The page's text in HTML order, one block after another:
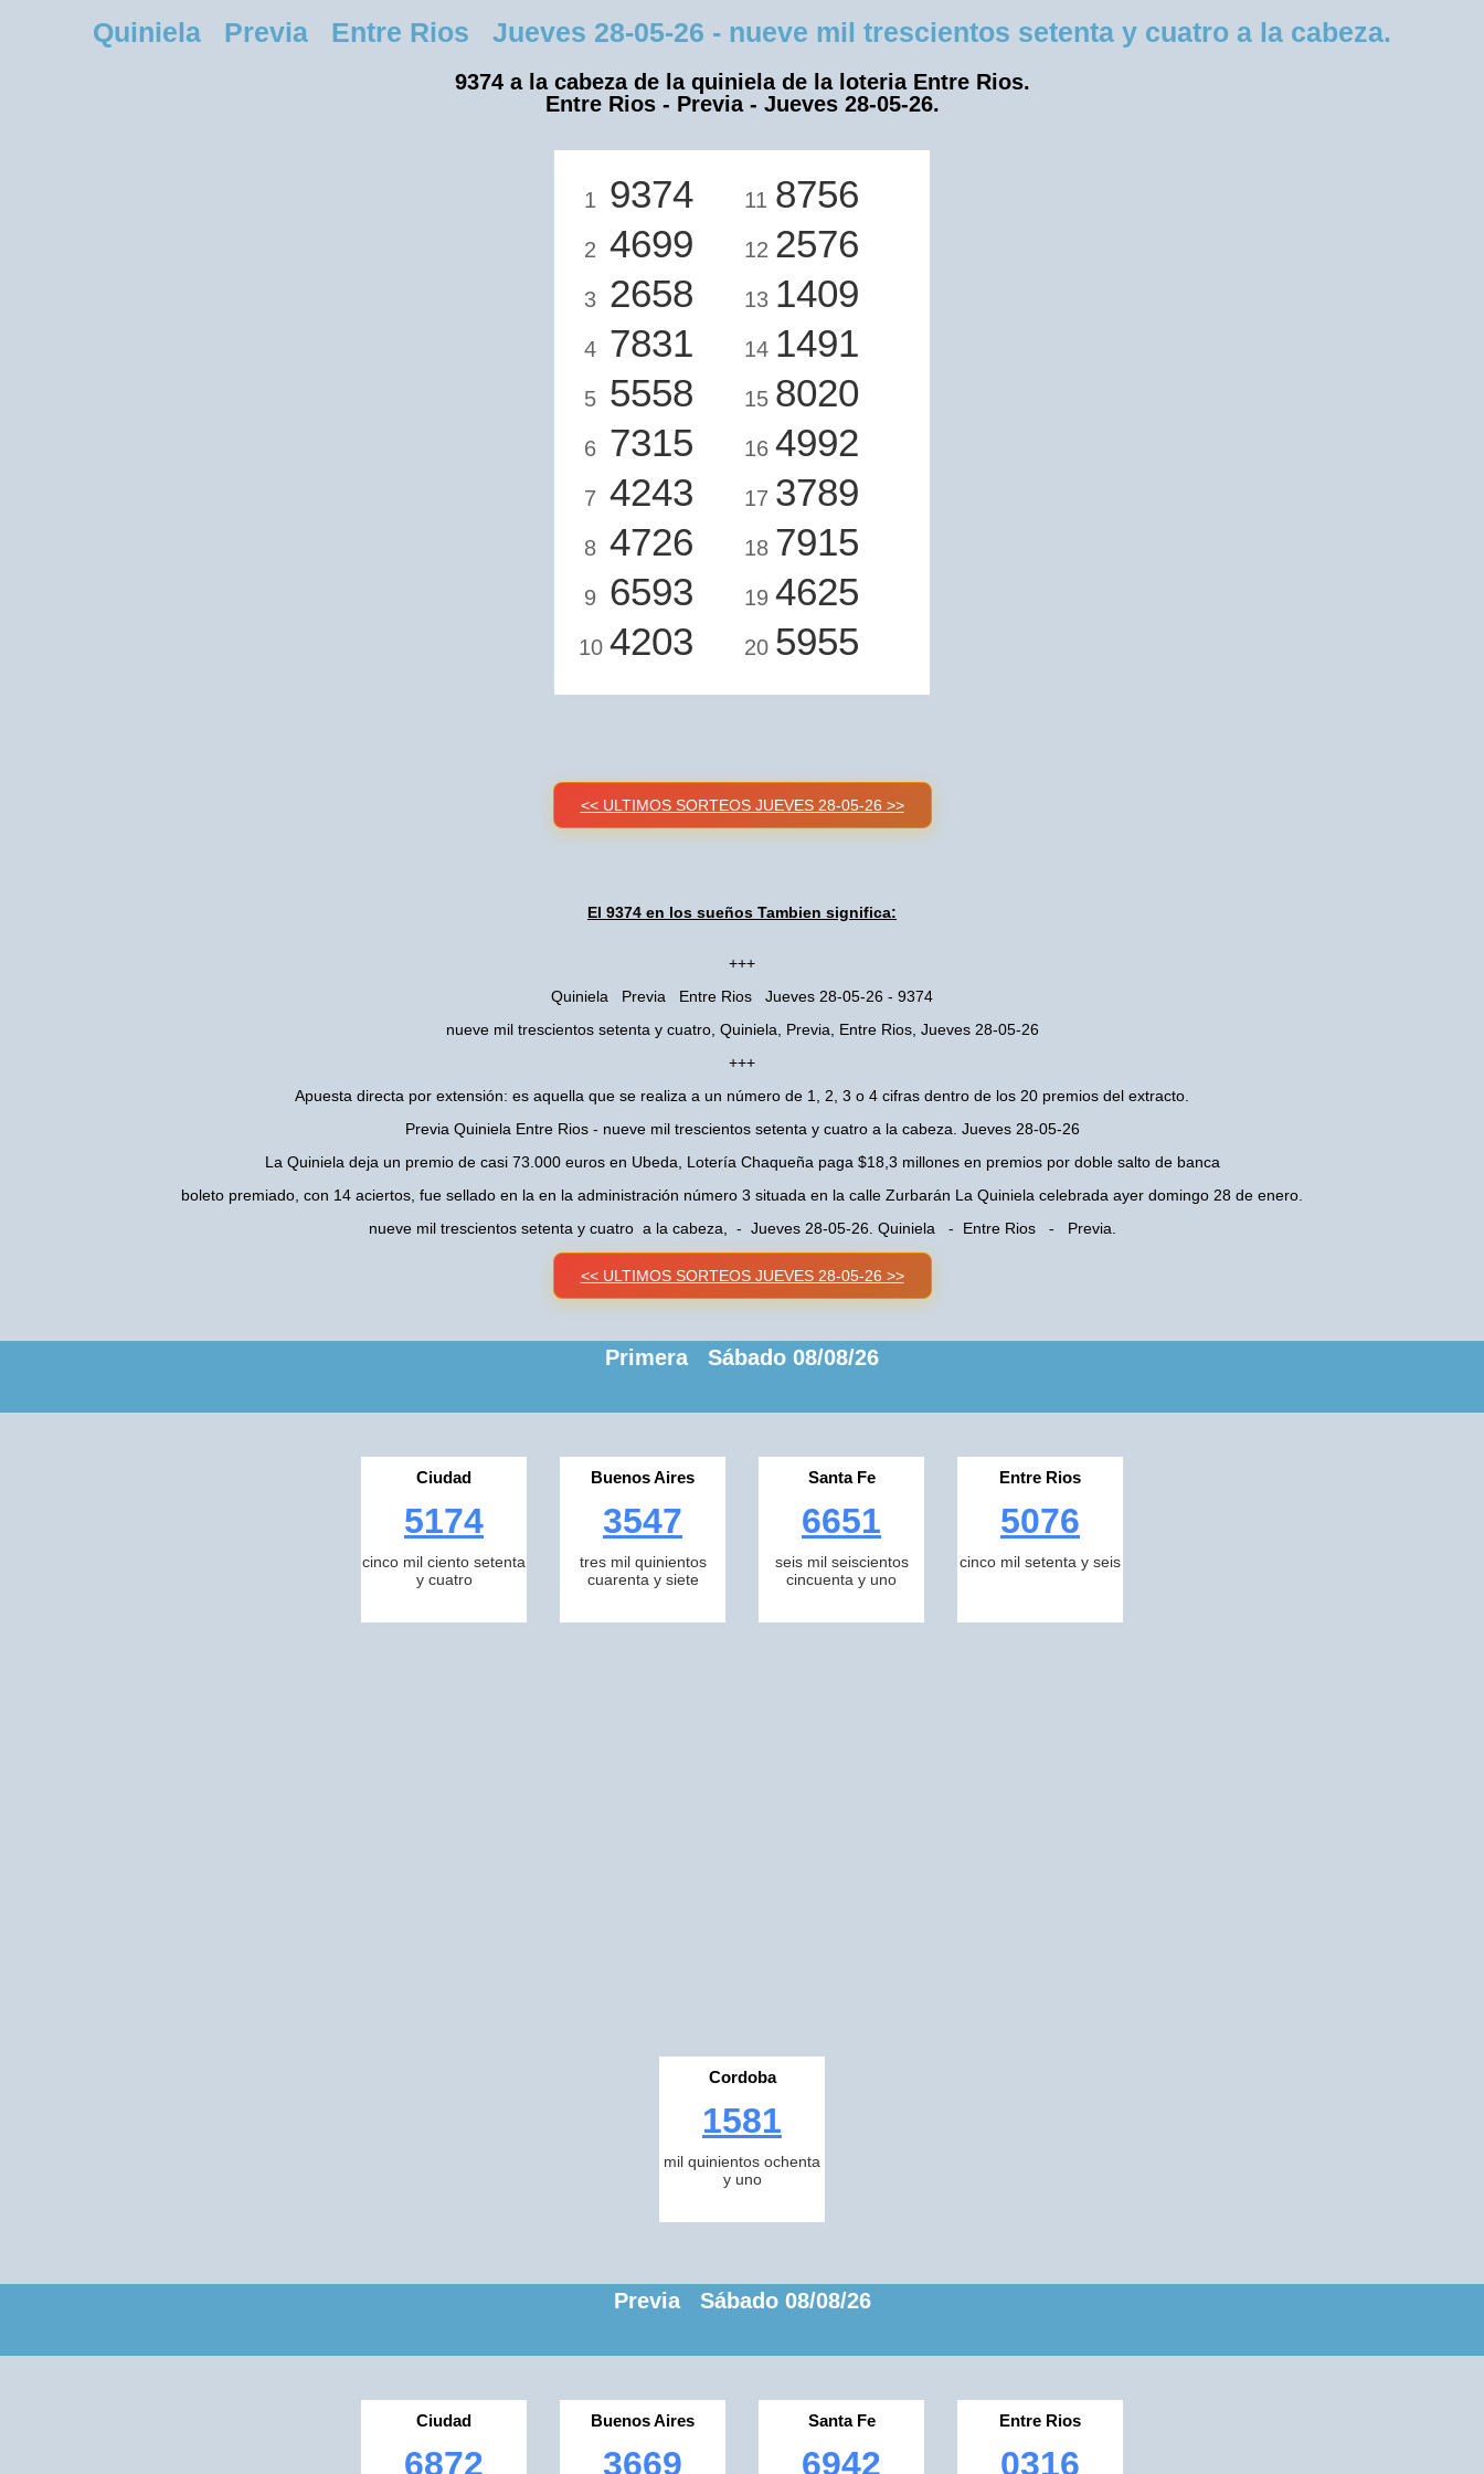
Quiniela Previa Entre Rios Jueves 28-05-26 - nueve mil trescientos setenta y cuatro a la cabeza.
9374 a la cabeza de la quiniela de la loteria Entre Rios.
Entre Rios - Previa - Jueves 28-05-26.
1 9374
2 4699
3 2658
4 7831
5 5558
6 7315
7 4243
8 4726
9 6593
10 4203
11 8756
12 2576
13 1409
14 1491
15 8020
16 4992
17 3789
18 7915
19 4625
20 5955
<< ULTIMOS SORTEOS JUEVES 28-05-26 >>
El 9374 en los sueños Tambien significa:
+++
Quiniela Previa Entre Rios Jueves 28-05-26 - 9374
nueve mil trescientos setenta y cuatro, Quiniela, Previa, Entre Rios, Jueves 28-05-26
+++
Apuesta directa por extensión: es aquella que se realiza a un número de 1, 2, 3 o 4 cifras dentro de los 20 premios del extracto.
Previa Quiniela Entre Rios - nueve mil trescientos setenta y cuatro a la cabeza. Jueves 28-05-26
La Quiniela deja un premio de casi 73.000 euros en Ubeda, Lotería Chaqueña paga $18,3 millones en premios por doble salto de banca
boleto premiado, con 14 aciertos, fue sellado en la en la administración número 3 situada en la calle Zurbarán La Quiniela celebrada ayer domingo 28 de enero.
nueve mil trescientos setenta y cuatro a la cabeza, - Jueves 28-05-26. Quiniela - Entre Rios - Previa.
<< ULTIMOS SORTEOS JUEVES 28-05-26 >>
Primera Sábado 08/08/26
Ciudad
5174
cinco mil ciento setenta
y cuatro
Buenos Aires
3547
tres mil quinientos
cuarenta y siete
Santa Fe
6651
seis mil seiscientos
cincuenta y uno
Entre Rios
5076
cinco mil setenta y seis
Cordoba
1581
mil quinientos ochenta
y uno
Previa Sábado 08/08/26
Ciudad
6872
Buenos Aires
3669
Santa Fe
6942
Entre Rios
0316